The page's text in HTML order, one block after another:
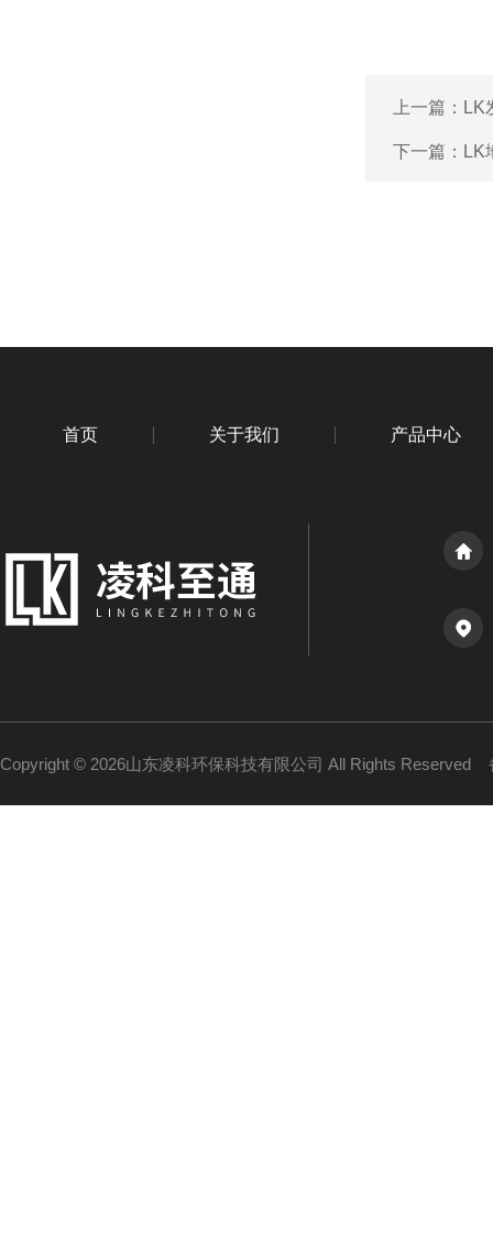
上一篇： LK
下一篇： LK
首页 关于我们 产品中心
Copyright © 2026山东凌科环保科技有限公司 All Rights Reserved